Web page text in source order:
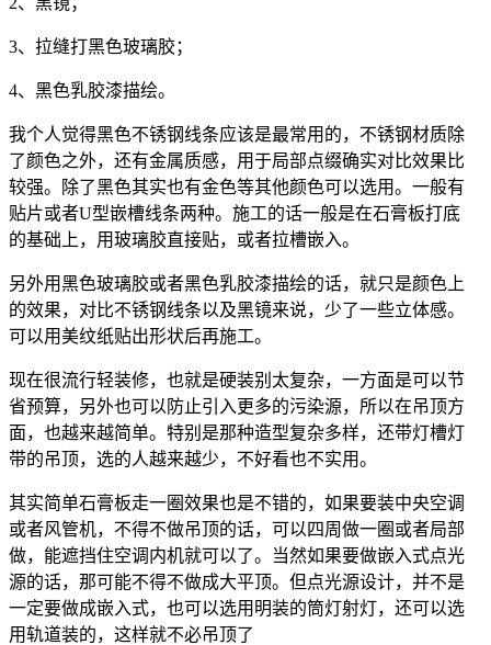
3、拉缝打黑色玻璃胶；
4、黑色乳胶漆描绘。
我个人觉得黑色不锈钢线条应该是最常用的，不锈钢材质除
了颜色之外，还有金属质感，用于局部点缀确实对比效果比
较强。除了黑色其实也有金色等其他颜色可以选用。一般有
贴片或者U型嵌槽线条两种。施工的话一般是在石膏板打底
的基础上，用玻璃胶直接贴，或者拉槽嵌入。
另外用黑色玻璃胶或者黑色乳胶漆描绘的话，就只是颜色上
的效果，对比不锈钢线条以及黑镜来说，少了一些立体感。
可以用美纹纸贴出形状后再施工。
现在很流行轻装修，也就是硬装别太复杂，一方面是可以节
省预算，另外也可以防止引入更多的污染源，所以在吊顶方
面，也越来越简单。特别是那种造型复杂多样，还带灯槽灯
带的吊顶，选的人越来越少，不好看也不实用。
其实简单石膏板走一圈效果也是不错的，如果要装中央空调
或者风管机，不得不做吊顶的话，可以四周做一圈或者局部
做，能遮挡住空调内机就可以了。当然如果要做嵌入式点光
源的话，那可能不得不做成大平顶。但点光源设计，并不是
一定要做成嵌入式，也可以选用明装的筒灯射灯，还可以选
用轨道装的，这样就不必吊顶了